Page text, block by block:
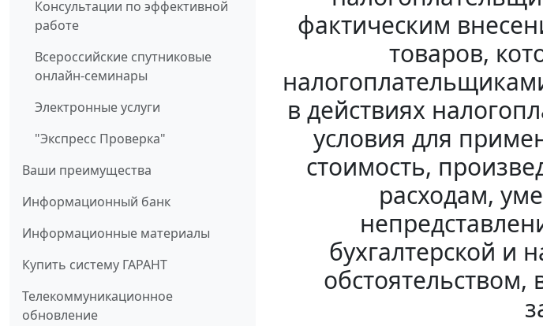
Консультации по эффективной
работе
Всероссийские спутниковые
онлайн-семинары
Электронные услуги
"Экспресс Проверка"
Ваши преимущества
Информационный банк
Информационные материалы
Купить систему ГАРАНТ
Телекоммуникационное
обновление
фактическим
товаров,
в действиях
условия для
стоимость,
расходам,
бухгалтерской и